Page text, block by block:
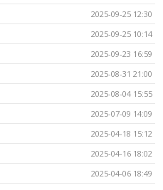
2025-09-25 12:30
2025-09-25 10:14
2025-09-23 16:59
2025-08-31 21:00
2025-08-04 15:55
2025-07-09 14:09
2025-04-18 15:12
2025-04-16 18:02
2025-04-06 18:49